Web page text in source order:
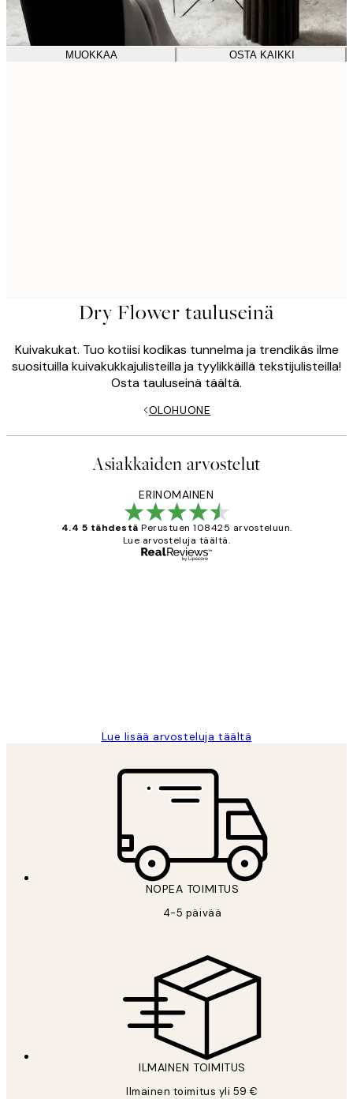
MUOKKAA OSTA KAIKKI
Dry Flower tauluseinä
Kuivakukat. Tuo kotiisi kodikas tunnelma ja trendikäs ilme
suosituilla kuivakukkajulisteilla ja tyylikkäillä tekstijulisteilla!
Osta tauluseinä täältä.
OLOHUONE
Asiakkaiden arvostelut
ERINOMAINEN
4.4 5 tähdestä Perustuen 108425 arvosteluun.
Lue arvosteluja täältä.
Lue lisää arvosteluja täältä
NOPEA TOIMITUS
4-5 päivää
ILMAINEN TOIMITUS
Ilmainen toimitus yli 59 €